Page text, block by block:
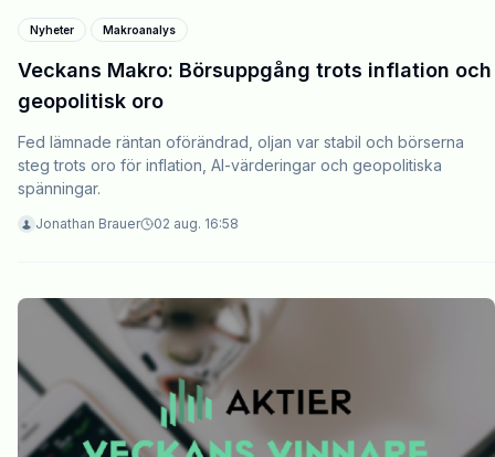
Nyheter Makroanalys
Veckans Makro: Börsuppgång trots inflation och
geopolitisk oro
Fed lämnade räntan oförändrad, oljan var stabil och börserna
steg trots oro för inflation, AI-värderingar och geopolitiska
spänningar.
Jonathan Brauer 02 aug. 16:58